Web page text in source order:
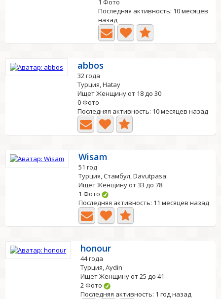
1 Фото
Последняя активность: 10 месяцев
назад
abbos
32 года
Турция, Hatay
Ищет Женщину от 18 до 30
0 Фото
Последняя активность: 10 месяцев назад
Wisam
51 год
Турция, Стамбул, Davutpasa
Ищет Женщину от 33 до 78
1 Фото
Последняя активность: 11 месяцев назад
honour
44 года
Турция, Aydin
Ищет Женщину от 25 до 41
2 Фото
Последняя активность: 1 год назад